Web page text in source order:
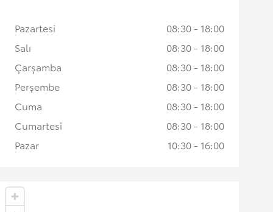
Pazartesi
08:30 - 18:00
Salı
08:30 - 18:00
Çarşamba
08:30 - 18:00
Perşembe
08:30 - 18:00
Cuma
08:30 - 18:00
Cumartesi
08:30 - 18:00
Pazar
10:30 - 16:00